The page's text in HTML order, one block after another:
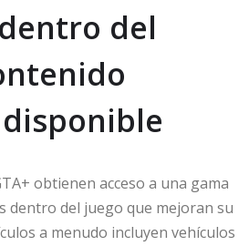
del
obtienen acceso a una gama
dentro del juego que mejoran su
a menudo incluyen vehículos